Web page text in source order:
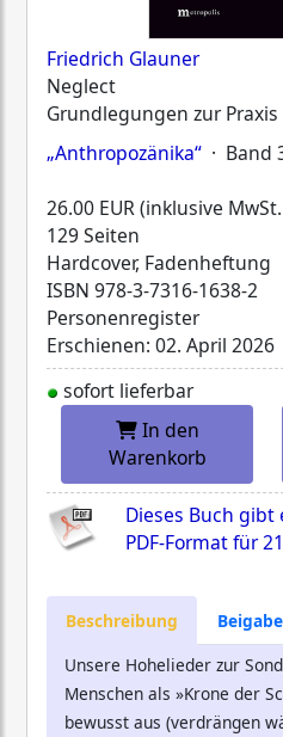
Friedrich Glauner
Neglect
Grundlegungen zur
„Anthropozänika“ · Band
26.00 EUR (inklusive
129 Seiten
Hardcover, Fadenheftung
ISBN 978-3-7316-1638-2
Personenregister
Erschienen: 02. April 2026
sofort lieferbar
In den
Warenkorb
Dieses Buch gibt
PDF-Format für
Beschreibung
Unsere Hohelieder zur
Menschen als »Krone der
bewusst aus (verdrängen